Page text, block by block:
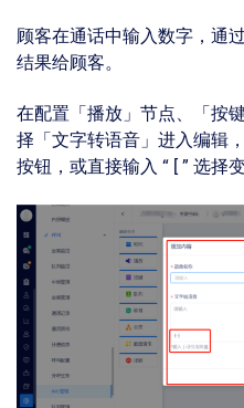
顾客在通话中输入数字，通
结果给顾客。
在配置「播放」节点、「按
择「文字转语音」进入编辑
按钮，或直接输入 “ [ ” 选择变